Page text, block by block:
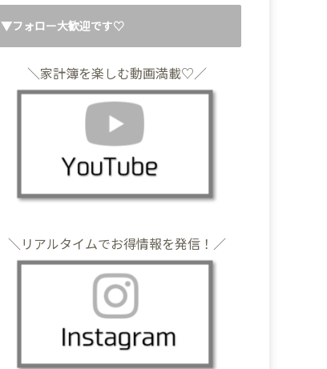
▼フォロー大歓迎です♡
＼家計簿を楽しむ動画満載♡／
＼リアルタイムでお得情報を発信！／